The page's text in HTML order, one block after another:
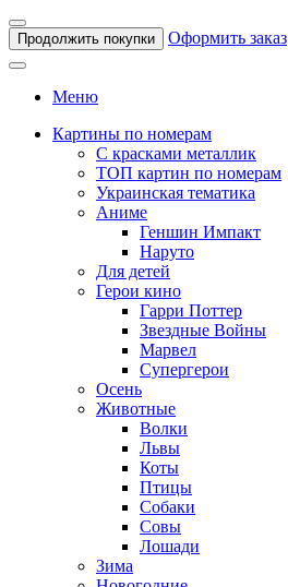
Продолжить покупки Оформить заказ
Меню
Картины по номерам
С красками металлик
ТОП картин по номерам
Украинская тематика
Аниме
Геншин Импакт
Наруто
Для детей
Герои кино
Гарри Поттер
Звездные Войны
Марвел
Супергерои
Осень
Животные
Волки
Львы
Коты
Птицы
Собаки
Совы
Лошади
Зима